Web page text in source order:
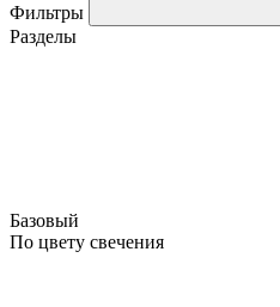
Фильтры
Разделы
Базовый
По цвету свечения